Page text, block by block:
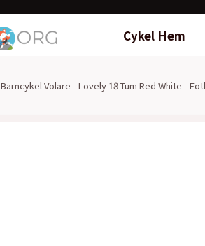
Cykel Hem
Barncykel Volare - Lovely 18 Tum Red White -